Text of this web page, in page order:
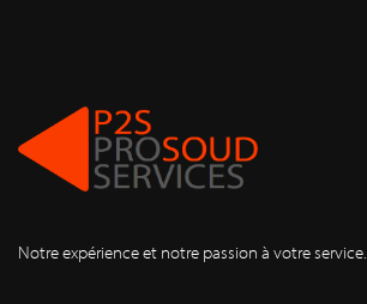
Notre expérience et notre passion à votre service.